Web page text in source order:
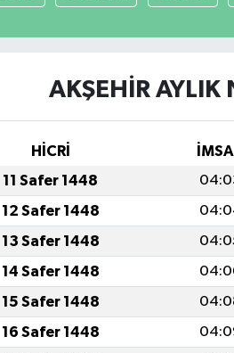
AKŞEHİR AYLIK
HİCRİ
11 Safer 1448
12 Safer 1448
13 Safer 1448
14 Safer 1448
15 Safer 1448
16 Safer 1448